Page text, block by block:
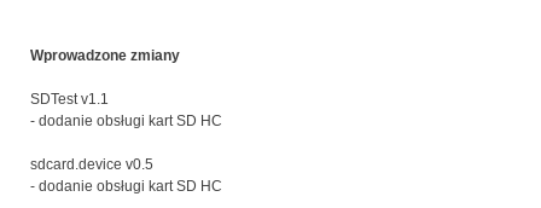
Wprowadzone zmiany
SDTest v1.1
- dodanie obsługi kart SD HC
sdcard.device v0.5
- dodanie obsługi kart SD HC